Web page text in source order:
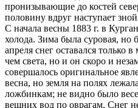
пронизывающие до костей
половину вдруг наступает
С начала весны 1883 г. в
холода. Зима была суровая, но
апреля снег оставался только
чем света, но и он скоро и
совершалось оригинальное
весна, но земля на полях
ложбинкам; не видно было
вешних вод по оврагам. Снег